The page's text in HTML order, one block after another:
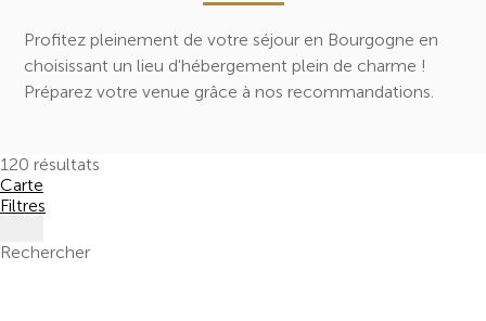
Profitez pleinement de votre séjour en Bourgogne en
choisissant un lieu d'hébergement plein de charme !
Préparez votre venue grâce à nos recommandations.
120 résultats
Carte
Filtres
Rechercher